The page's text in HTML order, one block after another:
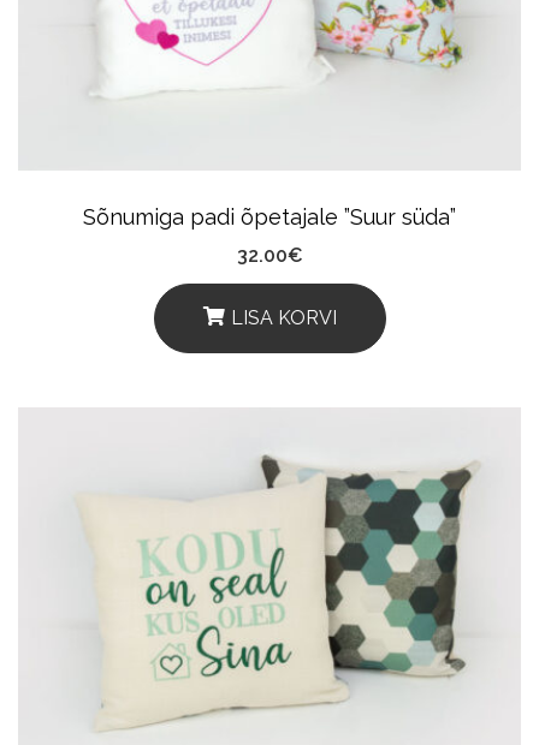
Sõnumiga padi õpetajale ”Suur süda”
32.00€
LISA KORVI